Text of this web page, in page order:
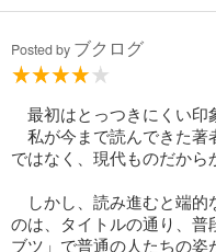
Posted by ブクログ
最初はとっつきにくい印
私が今まで読んできた著
ではなく、現代ものだから
しかし、読み進むと端的
のは、タイトルの通り、普
ブツ」で普通の人たちの姿